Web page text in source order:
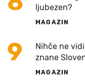
ljubezen?
MAGAZIN
9
Nihče ne
znane
MAGAZIN